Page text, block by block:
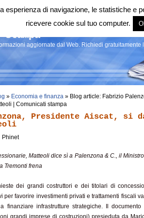
aggiornate dal Web. Richiedi gratuitamente
» Economia e finanza » Blog article: Fabrizio
| Comunicati stampa
Presidente Aiscat, si
Phinet
Matteoli dice sì a Palenzona & C., il
Tremonti frena
dei grandi costruttori e dei titolari di
per favorire investimenti privati e trattamenti fiscali
finanziare infrastrutture strategiche. Il
grandi imprese di costruzioni) presieduta da
di navigazione, le statistiche
ricevere cookie sul tuo computer.